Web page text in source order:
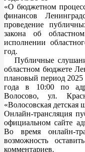
«О бюджетном
финансов
проведение
закона об
исполнении
год.
Публичные
областном бюджете
плановый период 2025
года в 10:00 по
Волосово, ул.
«Волосовская
Онлайн-трансляция
официальном сайте
Во время онлайн-
возможность
комментариев.